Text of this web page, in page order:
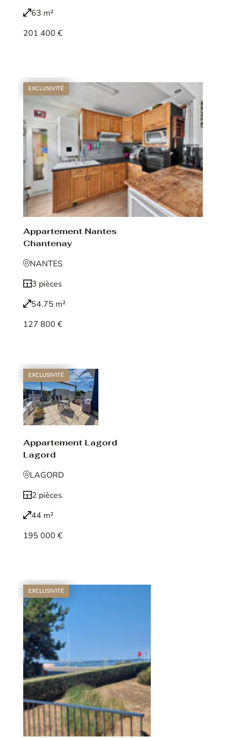
63 m²
201 400 €
EXCLUSIVITÉ
Appartement Nantes
Chantenay
NANTES
3 pièces
54.75 m²
127 800 €
EXCLUSIVITÉ
Appartement Lagord
Lagord
LAGORD
2 pièces
44 m²
195 000 €
EXCLUSIVITÉ